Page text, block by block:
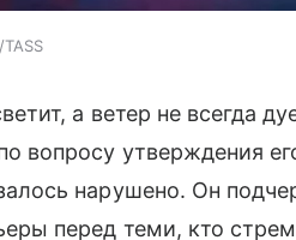
а ветер не всегда
вопросу утверждения
нарушено. Он
перед теми, кто